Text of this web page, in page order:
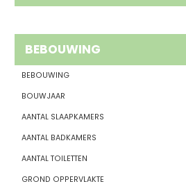
BEBOUWING
BEBOUWING
BOUWJAAR
AANTAL SLAAPKAMERS
AANTAL BADKAMERS
AANTAL TOILETTEN
GROND OPPERVLAKTE